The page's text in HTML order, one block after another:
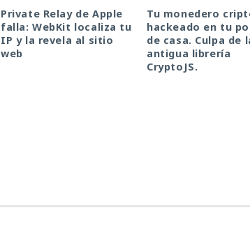
Private Relay de Apple
falla: WebKit localiza tu
IP y la revela al sitio
web
Tu monedero
hackeado en tu
de casa. Culpa de
antigua librería
CryptoJS.